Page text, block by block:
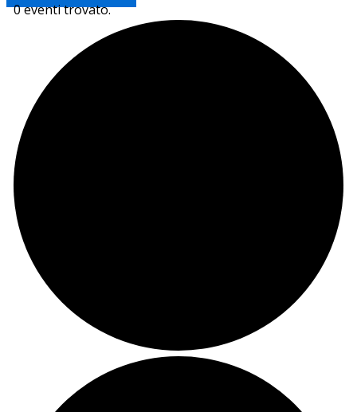
0 eventi trovato.